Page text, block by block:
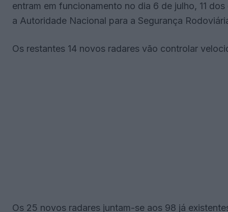
entram em funcionamento no dia 6 de julho, 11
a Autoridade Nacional para a Segurança
Os restantes 14 novos radares vão controlar
Os 25 novos radares juntam-se aos 98 já